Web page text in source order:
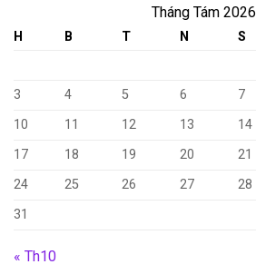
Tháng Tám 2026
H B T N S
3
4 5 6 7
10
11 12 13 14
17
18 19 20 21
24
25 26 27 28
31
« Th10